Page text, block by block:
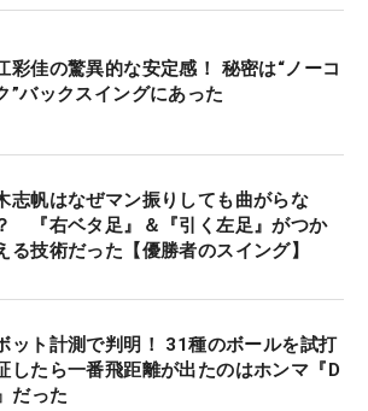
彩佳の驚異的な安定感！ 秘密は“ノーコ
”バックスイングにあった
志帆はなぜマン振りしても曲がらな
『右ベタ足』＆『引く左足』がつか
る技術だった【優勝者のスイング】
ット計測で判明！ 31種のボールを試打
したら一番飛距離が出たのはホンマ『D
だった